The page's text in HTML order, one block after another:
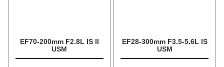
EF70-200mm F2.8L IS II
USM
EF28-300mm F3.5-5.6L IS
USM